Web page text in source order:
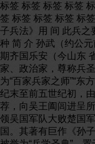
标签 标签 标签 标签
签 标签 标签 标签 标
子兵法》用 间 此兵之
种 简 介 孙武（约公
期齐国乐安（今山东
家、政治家，尊称兵
为“百家兵家之师”“东
纪末至前五世纪初，
荐，向吴王阖闾进呈
领吴国军队大败楚国
国。其著有巨作《孙